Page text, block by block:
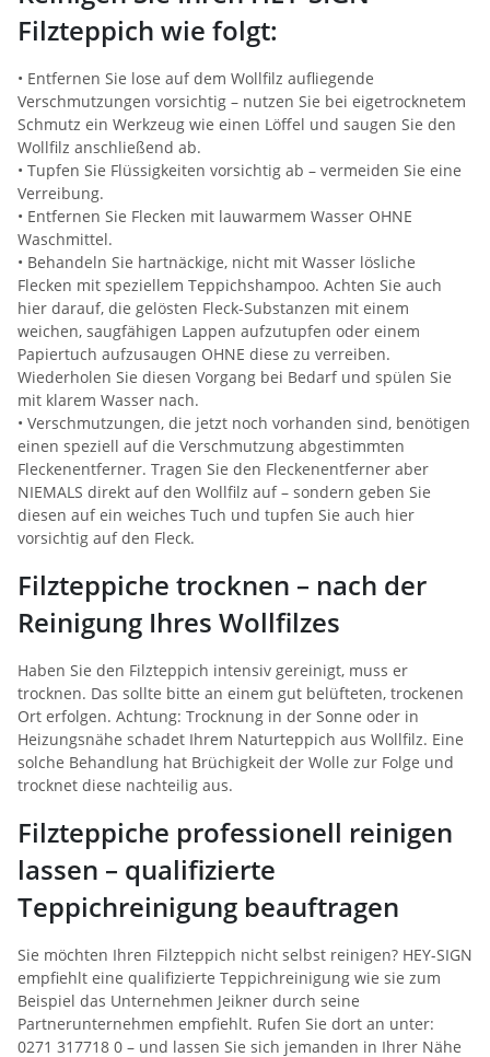
Filzteppich wie folgt:
• Entfernen Sie lose auf dem Wollfilz aufliegende
Verschmutzungen vorsichtig – nutzen Sie bei eigetrocknetem
Schmutz ein Werkzeug wie einen Löffel und saugen Sie den
Wollfilz anschließend ab.
• Tupfen Sie Flüssigkeiten vorsichtig ab – vermeiden Sie eine
Verreibung.
• Entfernen Sie Flecken mit lauwarmem Wasser OHNE
Waschmittel.
• Behandeln Sie hartnäckige, nicht mit Wasser lösliche
Flecken mit speziellem Teppichshampoo. Achten Sie auch
hier darauf, die gelösten Fleck-Substanzen mit einem
weichen, saugfähigen Lappen aufzutupfen oder einem
Papiertuch aufzusaugen OHNE diese zu verreiben.
Wiederholen Sie diesen Vorgang bei Bedarf und spülen Sie
mit klarem Wasser nach.
• Verschmutzungen, die jetzt noch vorhanden sind, benötigen
einen speziell auf die Verschmutzung abgestimmten
Fleckenentferner. Tragen Sie den Fleckenentferner aber
NIEMALS direkt auf den Wollfilz auf – sondern geben Sie
diesen auf ein weiches Tuch und tupfen Sie auch hier
vorsichtig auf den Fleck.
Filzteppiche trocknen – nach der
Reinigung Ihres Wollfilzes
Haben Sie den Filzteppich intensiv gereinigt, muss er
trocknen. Das sollte bitte an einem gut belüfteten, trockenen
Ort erfolgen. Achtung: Trocknung in der Sonne oder in
Heizungsnähe schadet Ihrem Naturteppich aus Wollfilz. Eine
solche Behandlung hat Brüchigkeit der Wolle zur Folge und
trocknet diese nachteilig aus.
Filzteppiche professionell reinigen
lassen – qualifizierte
Teppichreinigung beauftragen
Sie möchten Ihren Filzteppich nicht selbst reinigen? HEY-SIGN
empfiehlt eine qualifizierte Teppichreinigung wie sie zum
Beispiel das Unternehmen Jeikner durch seine
Partnerunternehmen empfiehlt. Rufen Sie dort an unter:
0271 317718 0 – und lassen Sie sich jemanden in Ihrer Nähe